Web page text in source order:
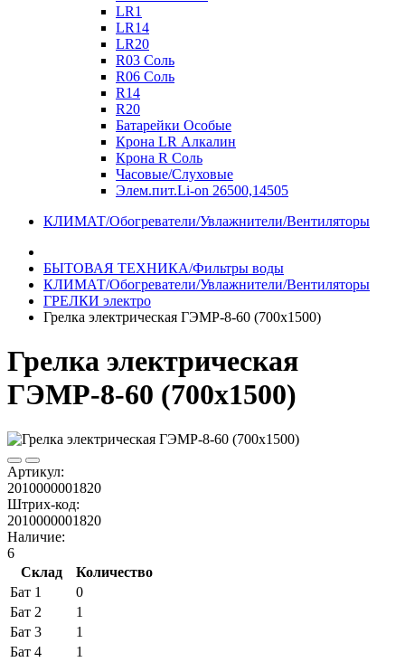
LR1
LR14
LR20
R03 Соль
R06 Соль
R14
R20
Батарейки Особые
Крона LR Алкалин
Крона R Соль
Часовые/Слуховые
Элем.пит.Li-on 26500,14505
КЛИМАТ/Обогреватели/Увлажнители/Вентиляторы
БЫТОВАЯ ТЕХНИКА/Фильтры воды
КЛИМАТ/Обогреватели/Увлажнители/Вентиляторы
ГРЕЛКИ электро
Грелка электрическая ГЭМР-8-60 (700х1500)
Грелка электрическая
ГЭМР-8-60 (700х1500)
Артикул:
2010000001820
Штрих-код:
2010000001820
Наличие:
6
Склад
Количество
Бат 1
0
Бат 2
1
Бат 3
1
Бат 4
1